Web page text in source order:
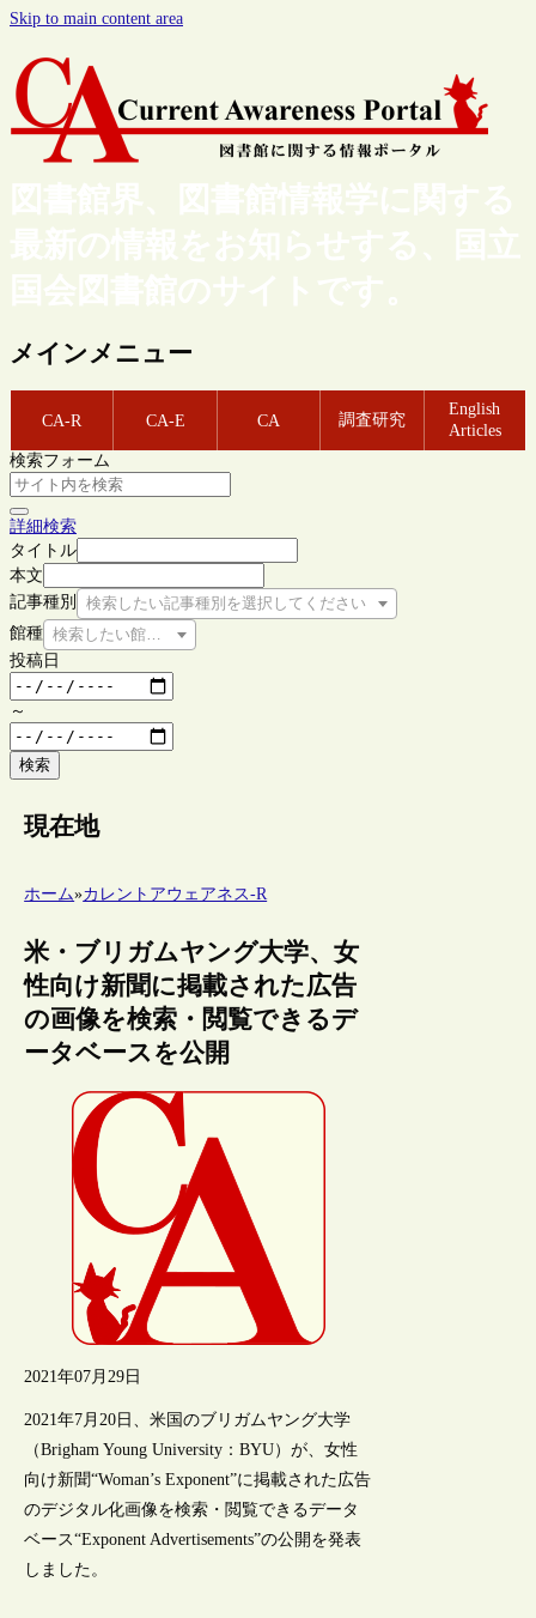
Skip to main content area
図書館界、図書館情報学に関する
最新の情報をお知らせする、国立
国会図書館のサイトです。
メインメニュー
CA-R CA-E CA 調査研究
English
Articles
検索フォーム
詳細検索
タイトル
本文
記事種別
検索したい記事種別を選択してください
館種 検索したい館種を選択してください
投稿日
～
検索
現在地
ホーム»カレントアウェアネス-R
米・ブリガムヤング大学、女
性向け新聞に掲載された広告
の画像を検索・閲覧できるデ
ータベースを公開
2021年07月29日
2021年7月20日、米国のブリガムヤング大学
（Brigham Young University：BYU）が、女性
向け新聞“Woman’s Exponent”に掲載された広告
のデジタル化画像を検索・閲覧できるデータ
ベース“Exponent Advertisements”の公開を発表
しました。